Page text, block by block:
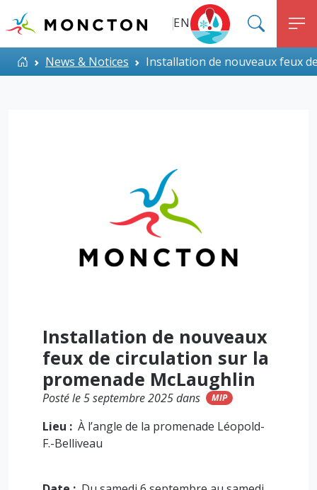
Top Menu
EN
ALERT MONCTON
Accueil
News & Notices Installation de nouveaux feux
Installation de nouveaux
feux de circulation sur la
promenade McLaughlin
Posté le 5 septembre 2025 dans MIP
Lieu : À l’angle de la promenade Léopold-
F.-Belliveau